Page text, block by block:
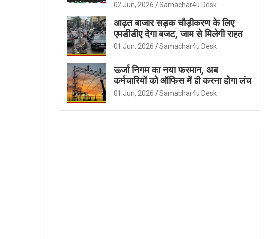
02 Jun, 2026 Samachar4u Desk
आढ़त बाजार सड़क चौड़ीकरण के लिए
एमडीडीए देगा बजट, जाम से मिलेगी राहत
01 Jun, 2026 Samachar4u Desk
ऊर्जा निगम का नया फरमान, अब
कर्मचारियों को ऑफिस में ही करना होगा लंच
01 Jun, 2026 Samachar4u Desk